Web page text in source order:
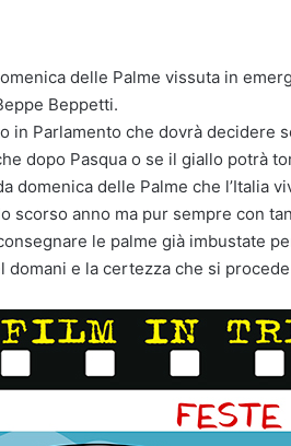
delle Palme vissuta in
Beppetti.
in Parlamento che dovrà decidere
dopo Pasqua o se il giallo potrà
domenica delle Palme che l’Italia
scorso anno ma pur sempre con
le palme già imbustate
domani e la certezza che si